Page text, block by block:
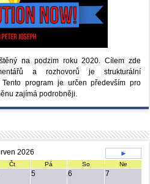
na podzim roku 2020.Cílem zde
a rozhovorů je strukturální
Tento program je určen především pro
zajímá podrobněji.
2026 ►
Čt Pá So Ne
5 6 7